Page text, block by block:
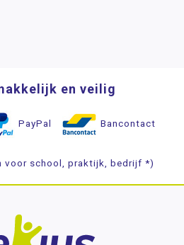
en veilig
PayPal Bancontact
voor school, praktijk, bedrijf *)